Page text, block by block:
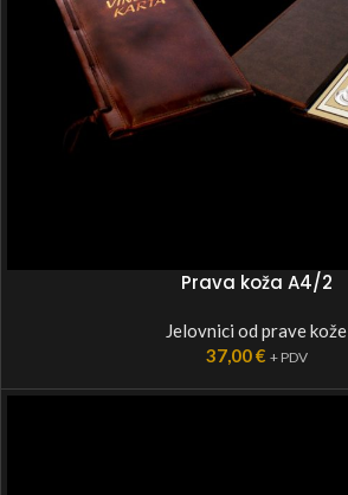
Prava koža A4/2
Jelovnici od prave kože
37,00€ + PDV